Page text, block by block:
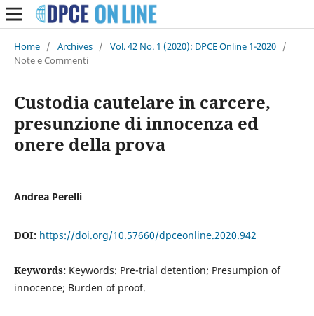
Home / Archives / Vol. 42 No. 1 (2020): DPCE Online 1-2020 /
Note e Commenti
Custodia cautelare in carcere,
presunzione di innocenza ed
onere della prova
Andrea Perelli
DOI: https://doi.org/10.57660/dpceonline.2020.942
Keywords: Keywords: Pre-trial detention; Presumpion of
innocence; Burden of proof.